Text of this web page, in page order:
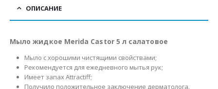
ОПИСАНИЕ
Мыло жидкое Merida Castor 5 л салатовое
Мыло с хорошими чистящими свойствами;
Рекомендуется для ежедневного мытья рук;
Имеет запах Attractiff;
Получило положительное заключение дерматолога.